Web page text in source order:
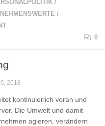
/
/
0
2018
kontinuierlich voran und
Die Umwelt und damit
agieren, verändern